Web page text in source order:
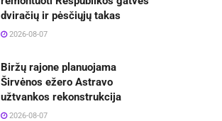
dviračių ir pėsčiųjų takas
2026-08-07
Biržų rajone planuojama
Širvėnos ežero Astravo
užtvankos rekonstrukcija
2026-08-07